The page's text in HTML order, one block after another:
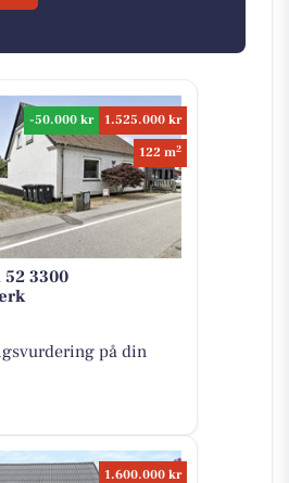
-50.000 kr
1.525.000 kr
122 m2
52 3300
på din
1.600.000 kr